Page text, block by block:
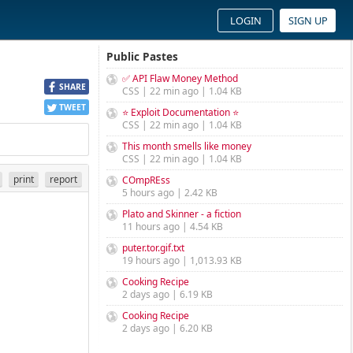
LOGIN SIGN UP
SHARE
TWEET
print report
Public Pastes
✅ API Flaw Money Method
CSS | 22 min ago | 1.04 KB
⭐ Exploit Documentation ⭐
CSS | 22 min ago | 1.04 KB
This month smells like money
CSS | 22 min ago | 1.04 KB
COmpREss
5 hours ago | 2.42 KB
Plato and Skinner - a fiction
11 hours ago | 4.54 KB
puter.tor.gif.txt
19 hours ago | 1,013.93 KB
Cooking Recipe
2 days ago | 6.19 KB
Cooking Recipe
2 days ago | 6.20 KB